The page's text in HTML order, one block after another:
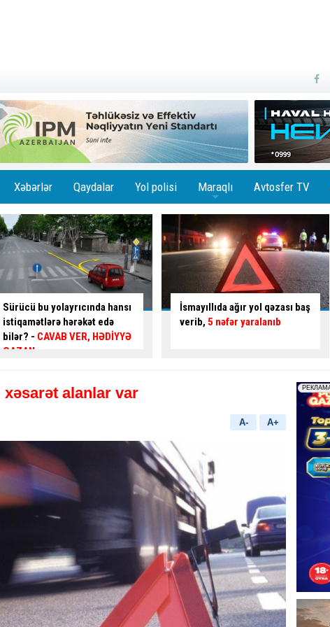
Xəbərlər Qaydalar Yol polisi Maraqlı Avtosfer TV
İsmayıllıda ağır yol qəzası baş
verib,5 nəfər yaralanıb
Skuterlə necə gəldi yola çıxan
gənc az qalaasfalta
xəsarət alanlar var
A- A+